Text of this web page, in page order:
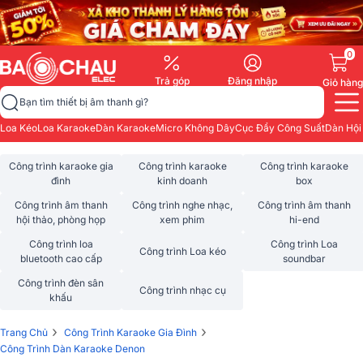
Trả góp Đăng nhập
0
Giỏ hàng
Bạn tìm thiết bị âm thanh gì?
Loa KéoLoa KaraokeDàn KaraokeMicro Không DâyCục Đẩy Công SuấtDàn
Công trình karaoke gia
đình
Công trình karaoke
kinh doanh
Công trình karaoke
box
Công trình âm thanh
hội thảo, phòng họp
Công trình nghe nhạc,
xem phim
Công trình âm thanh
hi-end
Công trình loa
bluetooth cao cấp
Công trình Loa kéo
Công trình Loa
soundbar
Công trình đèn sân
khấu
Công trình nhạc cụ
Trang Chủ › Công Trình Karaoke Gia Đình ›
Công Trình Dàn Karaoke Denon